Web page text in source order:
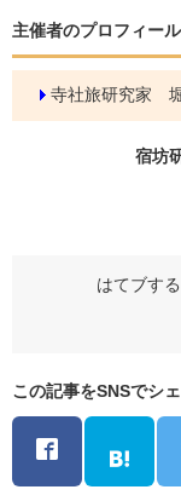
主催者のプロフィール
寺社旅研究家
宿坊
この記事をSNSでシ